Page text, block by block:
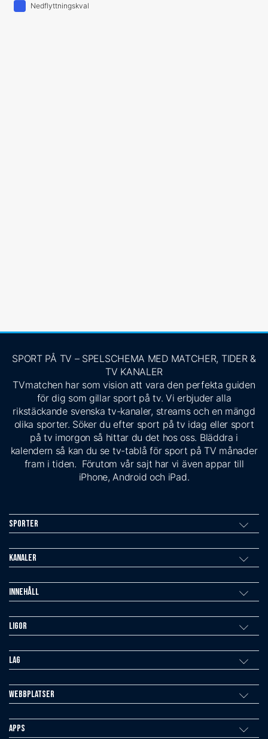
Nedflyttningskval
SPORT PÅ TV – SPELSCHEMA MED MATCHER, TIDER &
TV KANALER
TVmatchen har som vision att vara den perfekta guiden
för dig som gillar sport på tv. Vi erbjuder alla
rikstäckande svenska tv-kanaler, streams och en mängd
olika sporter. Söker du efter sport på tv idag eller sport
på tv imorgon så hittar du det hos oss. Bläddra i
kalendern så kan du se tv-tablå för sport på TV månader
fram i tiden. Förutom vår sajt har vi även appar till
iPhone, Android och iPad.
Sporter
Kanaler
Innehåll
Ligor
Lag
Webbplatser
Apps